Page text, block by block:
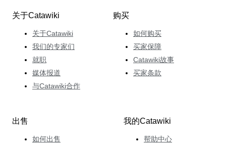
关于Catawiki
关于Catawiki
我们的专家们
就职
媒体报道
与Catawiki合作
购买
如何购买
买家保障
Catawiki故事
买家条款
出售
如何出售
我的Catawiki
帮助中心